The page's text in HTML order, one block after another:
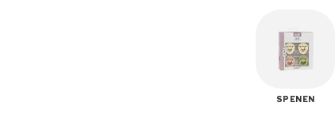
SPENEN